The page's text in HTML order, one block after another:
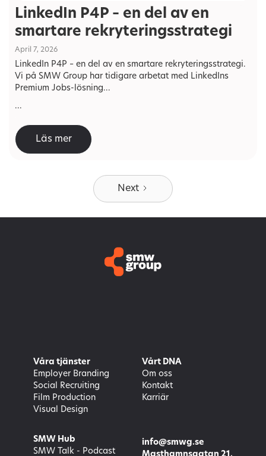
LinkedIn P4P – en del av en
smartare rekryteringsstrategi
April 7, 2026
LinkedIn P4P – en del av en smartare rekryteringsstrategi.
Vi på SMW Group har tidigare arbetat med LinkedIns
Premium Jobs-lösning...
...
Läs mer
Next
Våra tjänster
Employer Branding
Social Recruiting
Film Production
Visual Design
Vårt DNA
Om oss
Kontakt
Karriär
SMW Hub
SMW Talk - Podcast
info@smwg.se